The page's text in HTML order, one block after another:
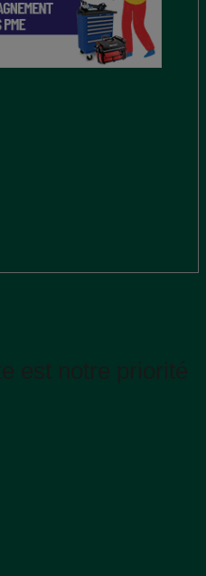
est notre priorité